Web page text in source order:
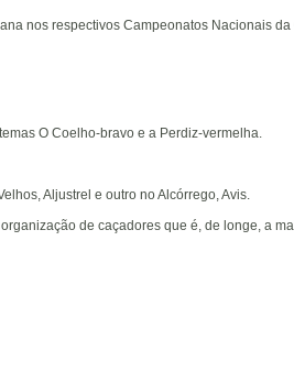
nos respectivos Campeonatos Nacionais
O Coelho-bravo e a Perdiz-vermelha.
Aljustrel e outro no Alcórrego, Avis.
de caçadores que é, de longe, a